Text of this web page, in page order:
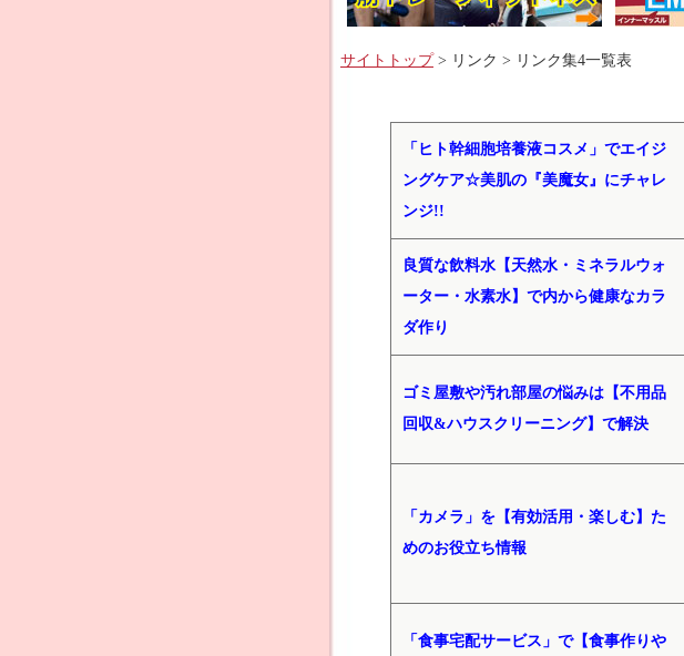
サイトトップ > リンク > リンク集4一覧表
「ヒト幹細胞培養液コスメ」でエイジ
ングケア☆美肌の『美魔女』にチャレ
ンジ!!
良質な飲料水【天然水・ミネラルウォ
ーター・水素水】で内から健康なカラ
ダ作り
ゴミ屋敷や汚れ部屋の悩みは【不用品
回収&ハウスクリーニング】で解決
「カメラ」を【有効活用・楽しむ】た
めのお役立ち情報
「食事宅配サービス」で【食事作りや